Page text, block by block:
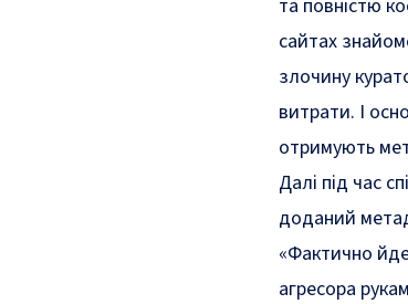
та повністю
сайтах
злочину
витрати. І
отримують
Далі під час
доданий
«Фактично
агресора